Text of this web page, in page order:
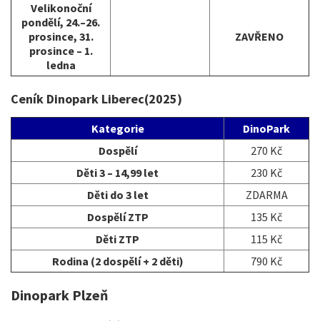
Velikonoční
pondělí, 24.–26.
prosince, 31.
prosince – 1.
ledna
ZAVŘENO
Ceník Dinopark Liberec(2025)
Kategorie
DinoPark
Dospělí
270 Kč
Děti 3 – 14,99 let
230 Kč
Děti do 3 let
ZDARMA
Dospělí ZTP
135 Kč
Děti ZTP
115 Kč
Rodina (2 dospělí + 2 děti)
790 Kč
Dinopark Plzeň